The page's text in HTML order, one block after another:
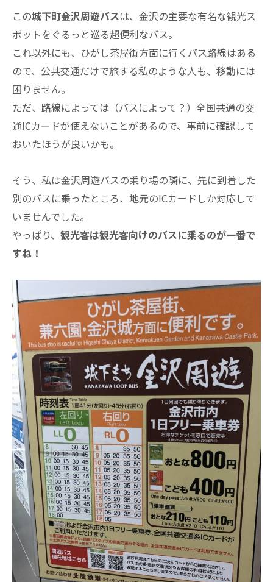
この城下町金沢周遊バスは、金沢の主要な有名な観光ス
ポットをぐるっと巡る超便利なバス。
これ以外にも、ひがし茶屋街方面に行くバス路線はある
ので、公共交通だけで旅する私のような人も、移動には
困りません。
ただ、路線によっては（バスによって？）全国共通の交
通ICカードが使えないことがあるので、事前に確認して
おいたほうが良いかも。
そう、私は金沢周遊バスの乗り場の隣に、先に到着した
別のバスに乗ったところ、地元のICカードしか対応して
いませんでした。
やっぱり、 観光客は観光客向けのバスに乗るのが一番で
すね！